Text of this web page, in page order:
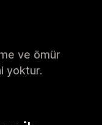
ve ömür
yoktur.